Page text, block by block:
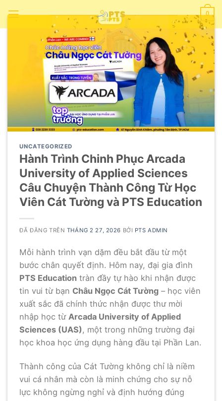
0
UNCATEGORIZED
Hành Trình Chinh Phục Arcada
University of Applied Sciences
Câu Chuyện Thành Công Từ Học
Viên Cát Tường và PTS Education
ĐÃ ĐĂNG TRÊN THÁNG 2 27, 2026 BỞI PTS ADMIN
Mỗi hành trình vạn dặm đều bắt đầu từ một
bước chân quyết định. Hôm nay, đại gia đình
PTS Education tràn đầy tự hào khi nhận được
tin vui từ bạn Châu Ngọc Cát Tường – học viên
xuất sắc đã chính thức nhận được thư mời
nhập học từArcada University of Applied
Sciences (UAS), một trong những trường đại
học khoa học ứng dụng hàng đầu tại Phần Lan.
Thành công của Cát Tường không chỉ là niềm
vui cá nhân mà còn là minh chứng cho sự nỗ
lực không ngừng nghỉ và định hướng đúng